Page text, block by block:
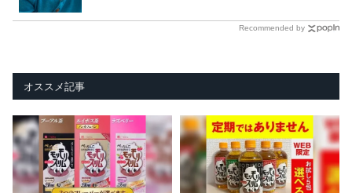
Recommended by
オススメ記事